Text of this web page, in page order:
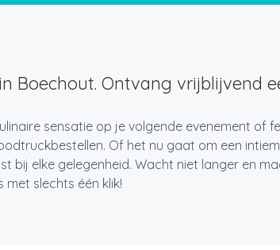
Boechout. Ontvang vrijblijvend
sensatie op je volgende evenement of
Of het nu gaat om een
bij elke gelegenheid. Wacht niet langer en
met slechts één klik!